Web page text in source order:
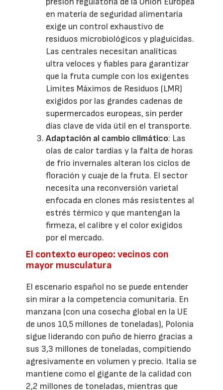
en materia de seguridad alimentaria
exige un control exhaustivo de
residuos microbiológicos y plaguicidas.
Las centrales necesitan analíticas
ultra veloces y fiables para garantizar
que la fruta cumple con los exigentes
Límites Máximos de Residuos (LMR)
exigidos por las grandes cadenas de
supermercados europeas, sin perder
días clave de vida útil en el transporte.
Adaptación al cambio climático: Las
olas de calor tardías y la falta de horas
de frío invernales alteran los ciclos de
floración y cuaje de la fruta. El sector
necesita una reconversión varietal
enfocada en clones más resistentes al
estrés térmico y que mantengan la
firmeza, el calibre y el color exigidos
por el mercado.
El contexto europeo: vecinos con
mayor musculatura
El escenario español no se puede entender
sin mirar a la competencia comunitaria. En
manzana (con una cosecha global en la UE
de unos 10,5 millones de toneladas), Polonia
sigue liderando con puño de hierro gracias a
sus 3,3 millones de toneladas, compitiendo
agresivamente en volumen y precio. Italia se
mantiene como el gigante de la calidad con
2,2 millones de toneladas, mientras que